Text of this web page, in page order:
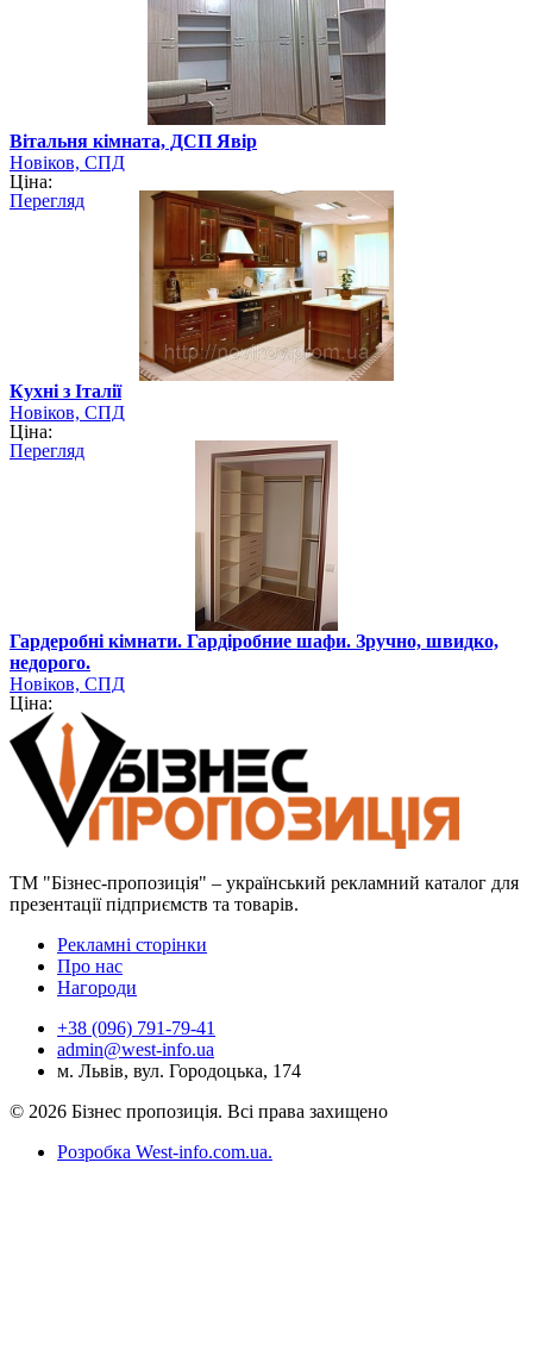
Вітальня кімната, ДСП Явір
Новіков, СПД
Ціна:
Перегляд
Кухні з Італії
Новіков, СПД
Ціна:
Перегляд
Гардеробні кімнати. Гардіробние шафи. Зручно, швидко,
недорого.
Новіков, СПД
Ціна:
ТМ "Бізнес-пропозиція" – український рекламний каталог для
презентації підприємств та товарів.
Рекламні сторінки
Про нас
Нагороди
+38 (096) 791-79-41
admin@west-info.ua
м. Львів, вул. Городоцька, 174
© 2026 Бізнес пропозиція. Всі права захищено
Розробка West-info.com.ua.